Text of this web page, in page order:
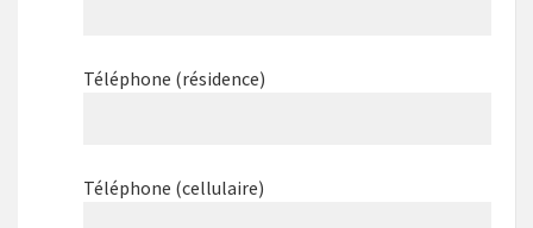
Téléphone (résidence)
Téléphone (cellulaire)